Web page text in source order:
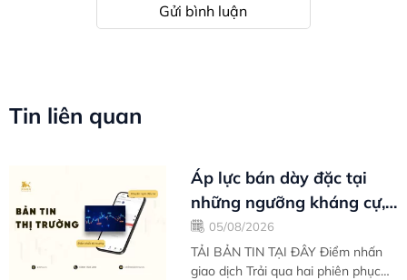
Gửi bình luận
Tin liên quan
Áp lực bán dày đặc tại
những ngưỡng kháng cự,
VN-Index nghỉ chân sau
nỗ lực phục...
05/08/2026
TẢI BẢN TIN TẠI ĐÂY Điểm nhấn
giao dịch Trải qua hai phiên phục